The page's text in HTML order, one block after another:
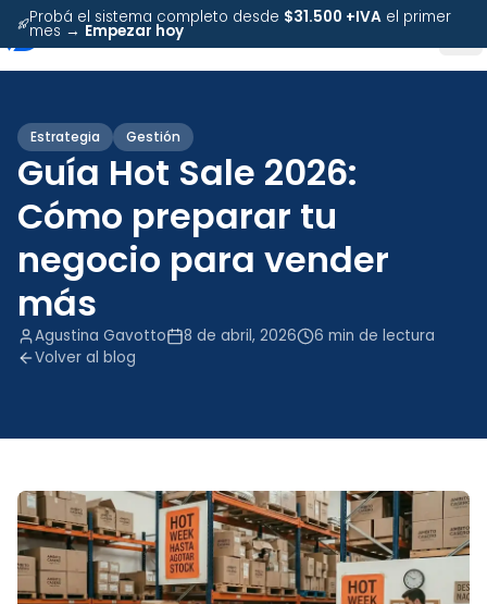
Probá el sistema completo desde $31.500 +IVAel primer
mes → Empezar hoy
Estrategia Gestión
Guía Hot Sale 2026:
Cómo preparar tu
negocio para vender
más
Agustina Gavotto 8 de abril, 2026 6 min de lectura
Volver al blog